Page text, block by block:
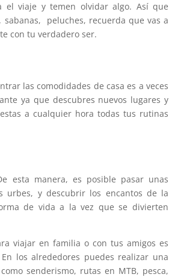
el viaje y temen olvidar algo. Así que
peluches, recuerda que vas a
con tu verdadero ser.
las comodidades de casa es a veces
ya que descubres nuevos lugares y
a cualquier hora todas tus rutinas
esta manera, es posible pasar unas
urbes, y descubrir los encantos de la
de vida a la vez que se divierten
viajar en familia o con tus amigos es
los alrededores puedes realizar una
senderismo, rutas en MTB, pesca,